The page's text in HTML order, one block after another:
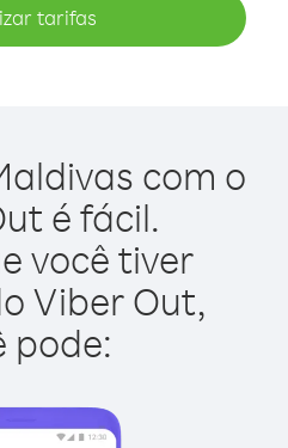
tarifas
com o
é fácil.
você tiver
Viber Out,
pode: